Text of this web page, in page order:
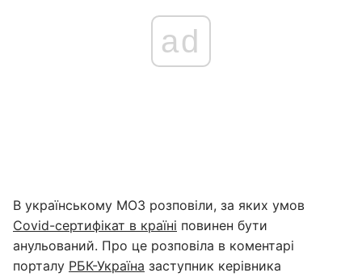
ad
В українському МОЗ розповіли, за яких умов
Covid-сертифікат в країні повинен бути
анульований. Про це розповіла в коментарі
порталу РБК-Україна заступник керівника